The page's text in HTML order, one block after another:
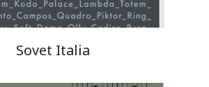
Sovet Italia